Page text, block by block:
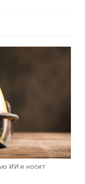
ИИ и носит